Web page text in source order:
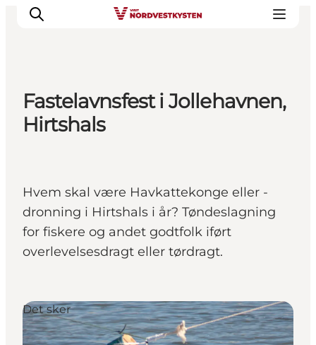
Feriesteder
Overnatning
Planlæg din ferie
Fastelavnsfest i Jollehavnen,
Hirtshals
Hvem skal være Havkattekonge eller -
dronning i Hirtshals i år? Tøndeslagning
for fiskere og andet godtfolk iført
overlevelsesdragt eller tørdragt.
Det sker